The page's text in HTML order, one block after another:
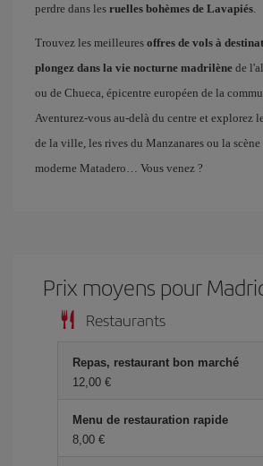
perdre dans les ruelles bohèmes de Lavapiés.
Trouvez les meilleures offres de vols à
plongez dans la vie nocturne madrilène de
ou de Chueca, épicentre européen de la
Aventurez-vous au-delà du centre et explorez
de la ville, les rives du Manzanares ou la
moderne Matadero… Vous venez ?
Prix ​​moyens pour
Restaurants
Repas, restaurant bon marché
12,00 €
Menu de restauration rapide
8,00 €